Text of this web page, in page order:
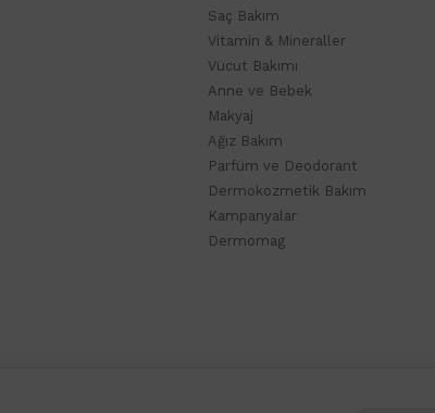
Saç Bakım
Vitamin & Mineraller
Vücut Bakımı
Anne ve Bebek
Makyaj
Ağız Bakım
Parfüm ve Deodorant
Dermokozmetik Bakım
Kampanyalar
Dermomag